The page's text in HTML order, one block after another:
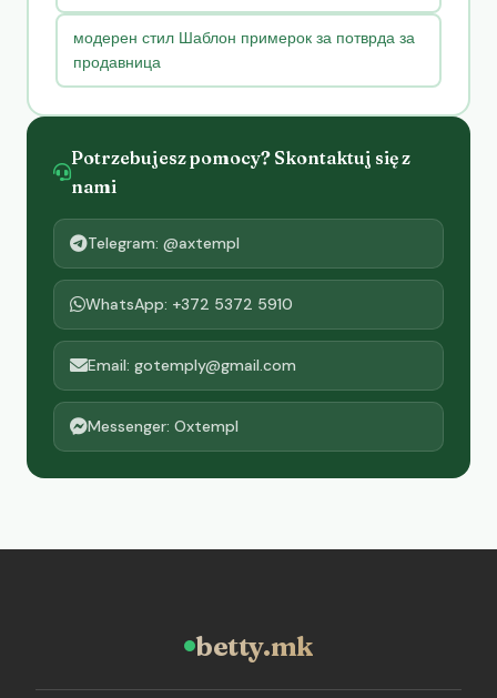
модерен стил Шаблон примерок за потврда за
продавница
Potrzebujesz pomocy? Skontaktuj się z
nami
Telegram: @axtempl
WhatsApp: +372 5372 5910
Email: gotemply@gmail.com
Messenger: Oxtempl
betty.mk